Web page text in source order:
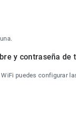
y contraseña de
puedes configurar